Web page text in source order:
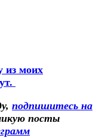
из моих
подпишитесь на
посты